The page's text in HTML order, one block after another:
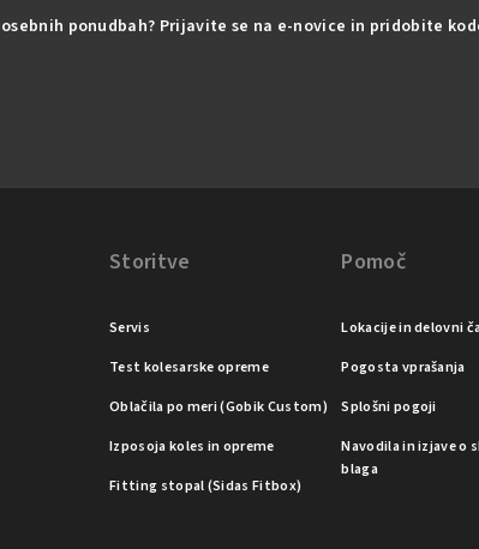
ponudbah? Prijavite se na e-novice in pridobite
Storitve
Servis
Test kolesarske opreme
Oblačila po meri (Gobik Custom)
Izposoja koles in opreme
Fitting stopal (Sidas Fitbox)
Pomoč
Lokacije in delovni
Pogosta vprašanja
Splošni pogoji
Navodila in izjave o
blaga